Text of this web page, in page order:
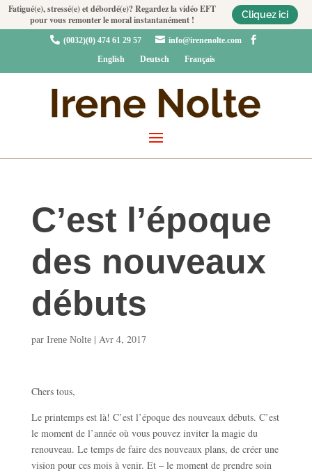
Fatigué(e), stressé(e) et débordé(e)? Regardez la vidéo EFT
pour vous remonter le moral instantanément !
Cliquez ici
 (0032)(0) 474 61 29 57  info@irenenolte.com

English
Deutsch Français
C’est l’époque
des nouveaux
débuts
par Irene Nolte| Avr 4, 2017
Chers tous,
Le printemps est là! C’est l’époque des nouveaux débuts. C’est
le moment de l’année où vous pouvez inviter la magie du
renouveau. Le temps de faire des nouveaux plans, de créer une
vision pour ces mois à venir. Et – le moment de prendre soin